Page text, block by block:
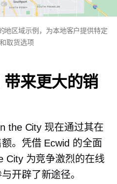
地区域示例，为本地客户提供特定
取货选项
来更大的销
the City 现在通过其在
。凭借 Ecwid 的全面
City 为竞争激烈的在线
开辟了新途径。